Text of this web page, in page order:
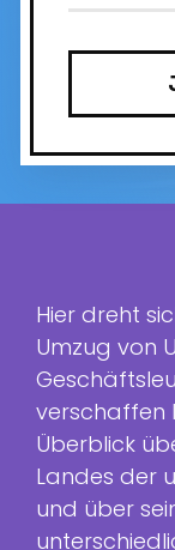
Hier dreht
Umzug von
verschaffen
Überblick
Landes der
und über